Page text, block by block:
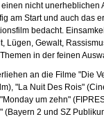
nicht unerheblichen
am Start und auch das
bedacht.
Lügen, Gewalt,
in der feinen
an die Filme "Die
"La Nuit Des Rois"
um zehn"
(Bayern 2 und SZ